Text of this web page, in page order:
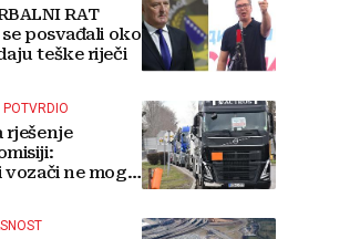
RAT
posvađali oko
teške riječi
rješenje
vozači ne mogu